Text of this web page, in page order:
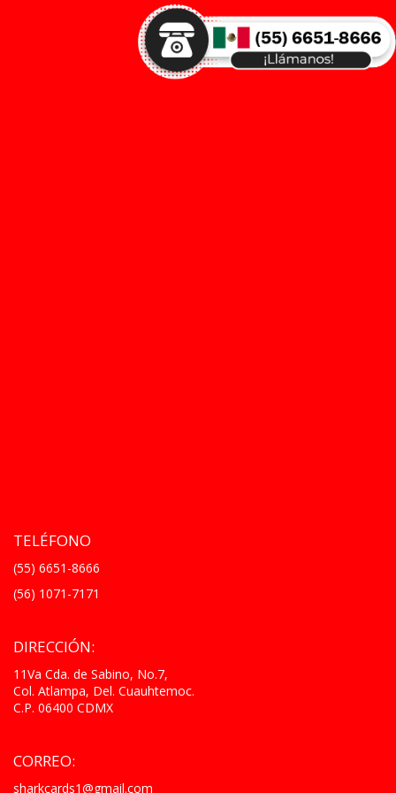
TELÉFONO
(55) 6651-8666
(56) 1071-7171
DIRECCIÓN:
11Va Cda. de Sabino, No.7,
Col. Atlampa, Del. Cuauhtemoc.
C.P. 06400 CDMX
CORREO:
sharkcards1@gmail.com